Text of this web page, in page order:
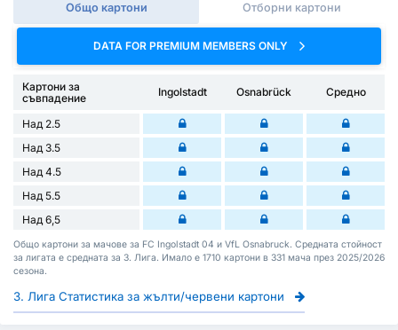
Общо картони Отборни картони
DATA FOR PREMIUM MEMBERS ONLY
Картони за
съвпадение
Ingolstadt Osnabrück Средно
Над 2.5
Над 3.5
Над 4.5
Над 5.5
Над 6,5
Общо картони за мачове за FC Ingolstadt 04 и VfL Osnabruck. Средната стойност
за лигата е средната за 3. Лига. Имало е 1710 картони в 331 мача през 2025/2026
сезона.
3. Лига Статистика за жълти/червени картони